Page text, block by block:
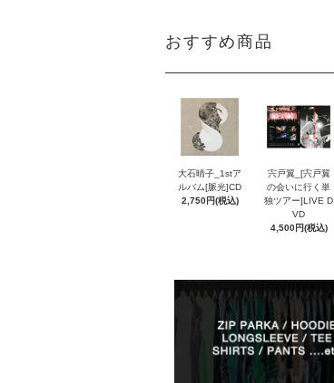
おすすめ商品
大石晴子_1stア
ルバム[脈光]CD
2,750円(税込)
宍戸翼_[宍戸翼
の会いに行く単
独ツアー]LIVE D
VD
4,500円(税込)